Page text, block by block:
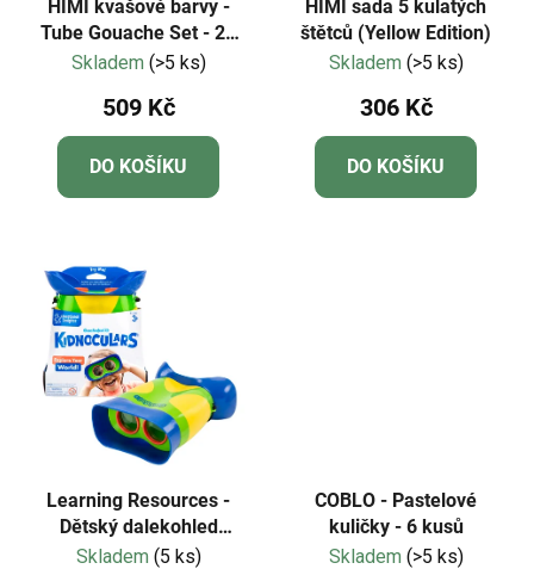
HIMI kvašové barvy -
Tube Gouache Set - 24
Colours (12 ml)
Skladem (>5 ks)
509 Kč
DO KOŠÍKU
HIMI sada 5 kulatých
štětců (Yellow Edition)
Skladem (>5 ks)
306 Kč
DO KOŠÍKU
Learning Resources -
Dětský dalekohled
GeoSafari® Jr.
Skladem (5 ks)
COBLO - Pastelové
kuličky - 6 kusů
Skladem (>5 ks)